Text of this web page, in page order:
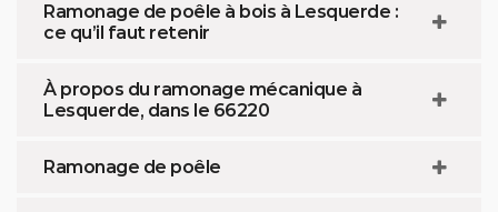
Ramonage de poêle à bois à Lesquerde :
ce qu’il faut retenir
À propos du ramonage mécanique à
Lesquerde, dans le 66220
Ramonage de poêle